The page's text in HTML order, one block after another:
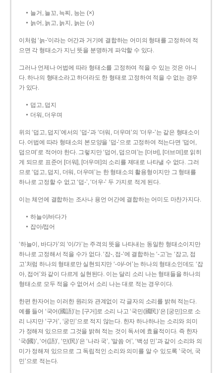
늘거, 늘꼬, 늑찌, 능는 (×)
늙어, 늙고, 늙지, 늙는 (○)
이처럼 ‘늙-­’이라는 어간과 거기에 결합하는 어미의 형태를 고정하여 적
으면 각 형태소가 지닌 뜻을 분명하게 파악할 수 있다.
그러나 언제나 어법에 따라 형태소를 고정하여 적을 수 있는 것은 아니
다. 하나의 형태소라고 하더라도 한 형태로 고정하여 적을 수 없는 경우
가 있다.
덥고, 덥지
더워, 더우며
위의 ‘덥고, 덥지’에서의 ‘덥-­’과 ‘더워, 더우며’의 ‘더우-­’는 같은 형태소이
다. 어법에 따라 형태소의 본모양을 ‘덥-­’으로 고정하여 적는다면 ‘덥어,
덥으며’로 적어야 한다. 그렇지만 ‘덥어, 덥으며’는 [더버], [더브며]로 읽히
게 되므로 표준어 [더워], [더우며]의 소리를 제대로 나타낼 수 없다. 그러
므로 ‘덥고, 덥지, 더워, 더우며’는 한 형태소의 활용형이지만 그 형태를
하나로 고정할 수 없고 ‘덥-’, ‘더우-’ 두 가지로 적게 된다.
이는 체언에 결합하는 조사나 용언 어간에 결합하는 어미도 마찬가지다.
하늘이/바다가
잡아/접어
‘하늘이, 바다가’의 ‘이/가’는 주격의 뜻을 나타내는 동일한 형태소이지만
하나로 고정해서 적을 수가 없다. ‘잡-, 접-’에 결합하는 ‘-고’는 ‘잡고, 접
고’처럼 하나의 형태로만 실현되지만 ‘-아/-어’는 하나의 형태소인데도 ‘잡
아, 접어’와 같이 다르게 실현된다. 이는 달리 소리 나는 형태들을 하나의
형태소로 모두 적을 수 없어서 소리 나는 대로 적는 경우이다.
한편 한자어는 이러한 원리와 관계없이 각 글자의 소리를 밝혀 적는다.
예를 들어 ‘국어(國語)’는 [구거]로 소리 나고 ‘국민(國民)’은 [궁민]으로 소
리 나지만 ‘구거’, ‘궁민’으로 적지 않는다. 한자 하나하나는 소리와 의미
가 정해져 있으므로 그것을 밝혀 적는 것이 독서에 효율적이다. 즉 한자
‘국(國)’, ‘어(語)’, ‘민(民)’은 ‘나라 국’, ‘말씀 어’, ‘백성 민’과 같이 소리와 의
미가 정해져 있으므로 그 독립적인 소리와 의미를 알 수 있도록 ‘국어, 국
민’으로 적는다.